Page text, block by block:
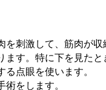
刺激して、筋肉が収
ます。特に下を見た
点眼を使います。
をします。